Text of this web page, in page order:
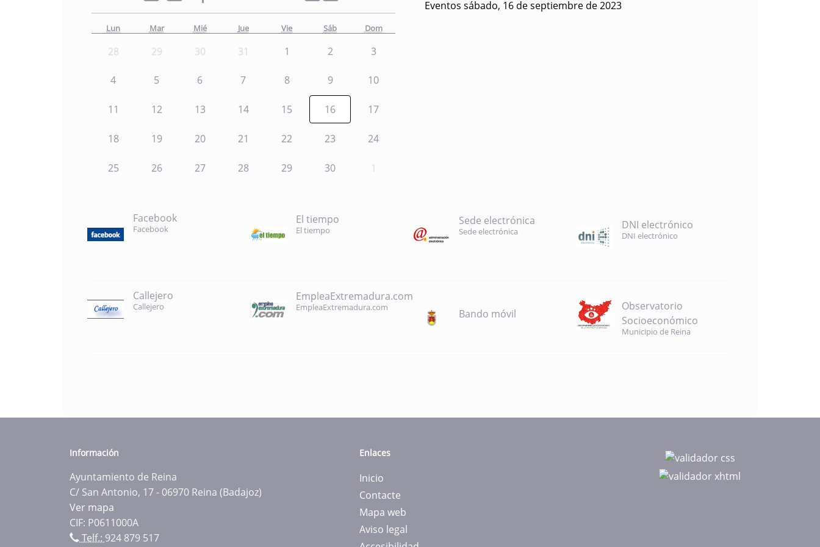
Lun Mar Mié Jue Vie Sáb Dom
28 29 30 31 1 2 3
4 5 6 7 8 9 10
11 12 13 14 15 16 17
18 19 20 21 22 23 24
25 26 27 28 29 30 1
Eventos sábado, 16 de septiembre de 2023
Facebook
Facebook
El tiempo
El tiempo
Sede electrónica
Sede electrónica DNI electrónico
DNI electrónico
Callejero
Callejero
EmpleaExtremadura.com
EmpleaExtremadura.com
Bando móvil
Observatorio
Socioeconómico
Municipio de Reina
Información
Ayuntamiento de Reina
C/ San Antonio, 17 - 06970 Reina (Badajoz)
Ver mapa
CIF: P0611000A
Telf.:924 879 517
Enlaces
Inicio
Contacte
Mapa web
Aviso legal